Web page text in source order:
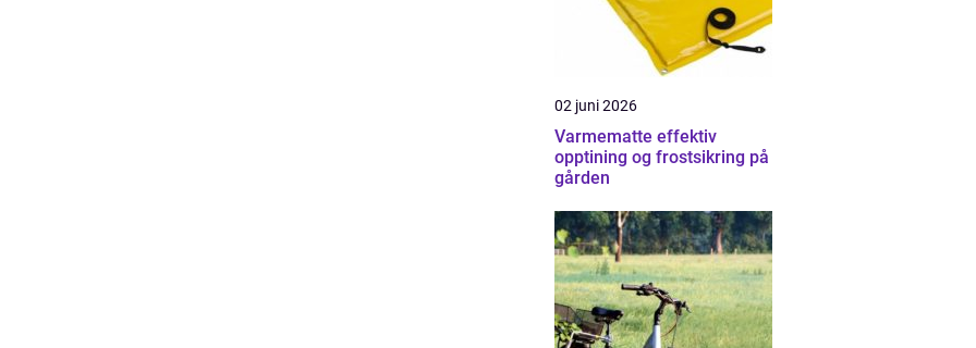
02 juni 2026
Varmematte effektiv
opptining og frostsikring på
gården